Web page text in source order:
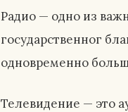
Радио — одно из
государственног
одновременно
Телевидение — это